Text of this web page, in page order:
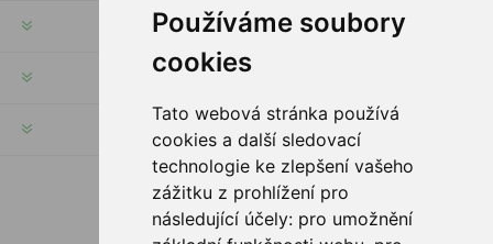
Používáme soubory
cookies
Tato webová stránka používá
cookies a další sledovací
technologie ke zlepšení vašeho
zážitku z prohlížení pro
následující účely: pro umožnění
INFORMACJE
MOJE KONTO
SERWIS KLIENTA
PODĄŻAJ ZA NAMI